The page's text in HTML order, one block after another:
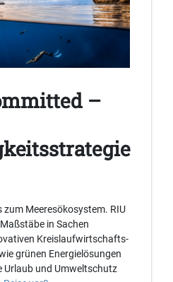
–
zum Meeresökosystem. RIU
in Sachen
Kreislaufwirtschafts-
grünen Energielösungen
Urlaub und Umweltschutz